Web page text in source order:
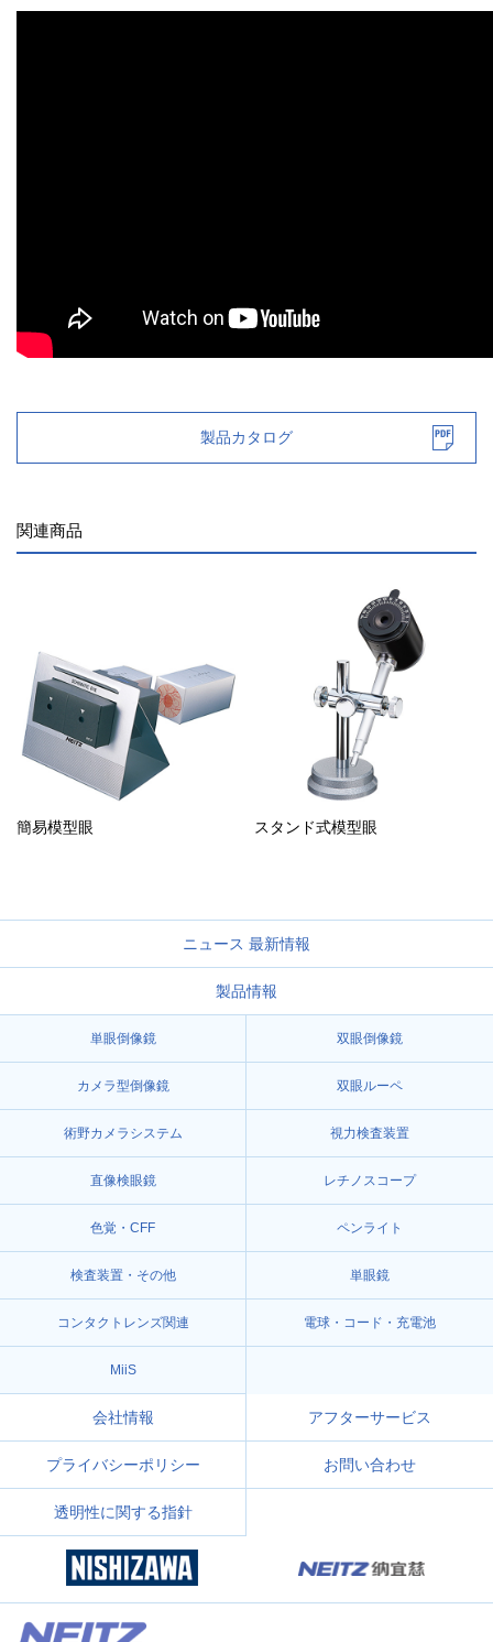
製品カタログ
関連商品
簡易模型眼 スタンド式模型眼
ニュース 最新情報
製品情報
単眼倒像鏡 双眼倒像鏡
カメラ型倒像鏡 双眼ルーペ
術野カメラシステム 視力検査装置
直像検眼鏡 レチノスコープ
色覚・CFF ペンライト
検査装置・その他 単眼鏡
コンタクトレンズ関連 電球・コード・充電池
MiiS
会社情報 アフターサービス
プライバシーポリシー お問い合わせ
透明性に関する指針